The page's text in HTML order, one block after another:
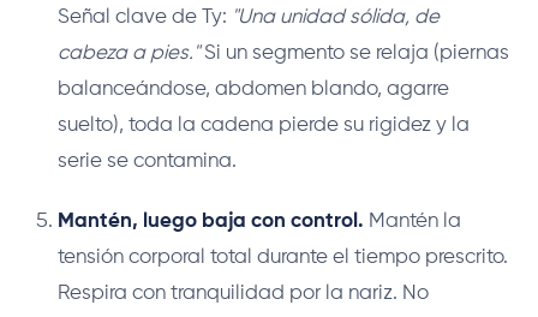
Señal clave de Ty: "Una unidad sólida, de
cabeza a pies."Si un segmento se relaja (piernas
balanceándose, abdomen blando, agarre
suelto), toda la cadena pierde su rigidez y la
serie se contamina.
Mantén, luego baja con control. Mantén la
tensión corporal total durante el tiempo prescrito.
Respira con tranquilidad por la nariz. No